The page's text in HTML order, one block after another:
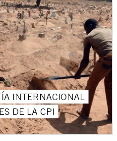
INTERNACIONAL
DE LA CPI